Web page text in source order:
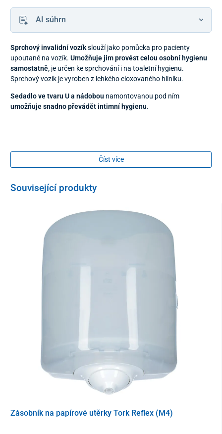
AI súhrn
Sprchový invalidní vozíkslouží jako pomůcka pro pacienty
upoutané na vozík. Umožňuje jim provést celou osobní hygienu
samostatně, je určen ke sprchování i na toaletní hygienu.
Sprchový vozík je vyroben z lehkého eloxovaného hliníku.
Sedadlo ve tvaru Ua nádobou namontovanou pod ním
umožňujesnadnopřevádět intimní hygienu.
, který je možné při sprchování z křesla
vybrat.
Plastové stupátko je možné vyklopit směrem nahoru.
Číst více
Související produkty
Zásobník na papírové utěrky Tork Reflex (M4)